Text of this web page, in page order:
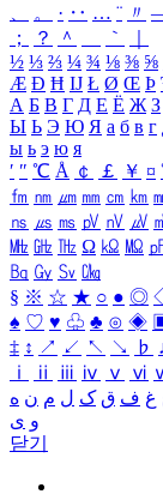
、
。 · ‥ … ¨ 〃
；
？ ＾ ｀
½ ⅓ ⅔ ¼ ¾ ⅛ ⅜ ⅝
Æ Ð Ħ Ĳ Ł Ø Œ Þ
А Б В Г Д Е Ё Ж З
Ы Ь Э Ю Я а б в г
ы ь э ю я
′ ″ ℃ Å ￠ ￡ ￥ ¤
㎙ ㎚ ㎛ ㎜ ㎝ ㎞
㎱ ㎲ ㎳ ㎴ ㎵ ㎶
㎒ ㎓ ㎔ Ω ㏀ ㏁
㏃ ㏉ ㏜ ㏆
§ ※ ☆ ★ ○ ● ◎
♠ ♡ ♥ ♧ ♣ ⊙ ◈
‡ ↕ ↗ ↙ ↖ ↘ ♭
ⅰ
ⅱ ⅲ ⅳ ⅴ ⅵ
غ ف ق ک ل م ن ه
و ی
닫기